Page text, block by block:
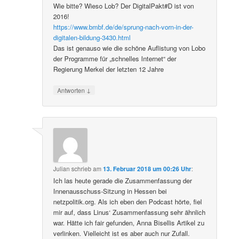
Wie bitte? Wieso Lob? Der DigitalPakt#D ist von
2016!
https://www.bmbf.de/de/sprung-nach-vorn-in-der-
digitalen-bildung-3430.html
Das ist genauso wie die schöne Auflistung von Lobo
der Programme für „schnelles Internet“ der
Regierung Merkel der letzten 12 Jahre
Antworten ↓
Julian schriebam13. Februar 2018 um 00:26 Uhr:
Ich las heute gerade die Zusammenfassung der
Innenausschuss-Sitzung in Hessen bei
netzpolitik.org. Als ich eben den Podcast hörte, fiel
mir auf, dass Linus‘ Zusammenfassung sehr ähnlich
war. Hätte ich fair gefunden, Anna Bisellis Artikel zu
verlinken. Vielleicht ist es aber auch nur Zufall.